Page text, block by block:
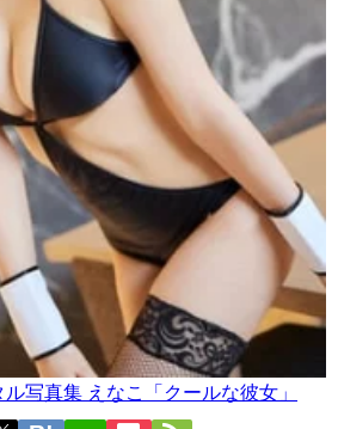
写真集 えなこ「クールな彼女」